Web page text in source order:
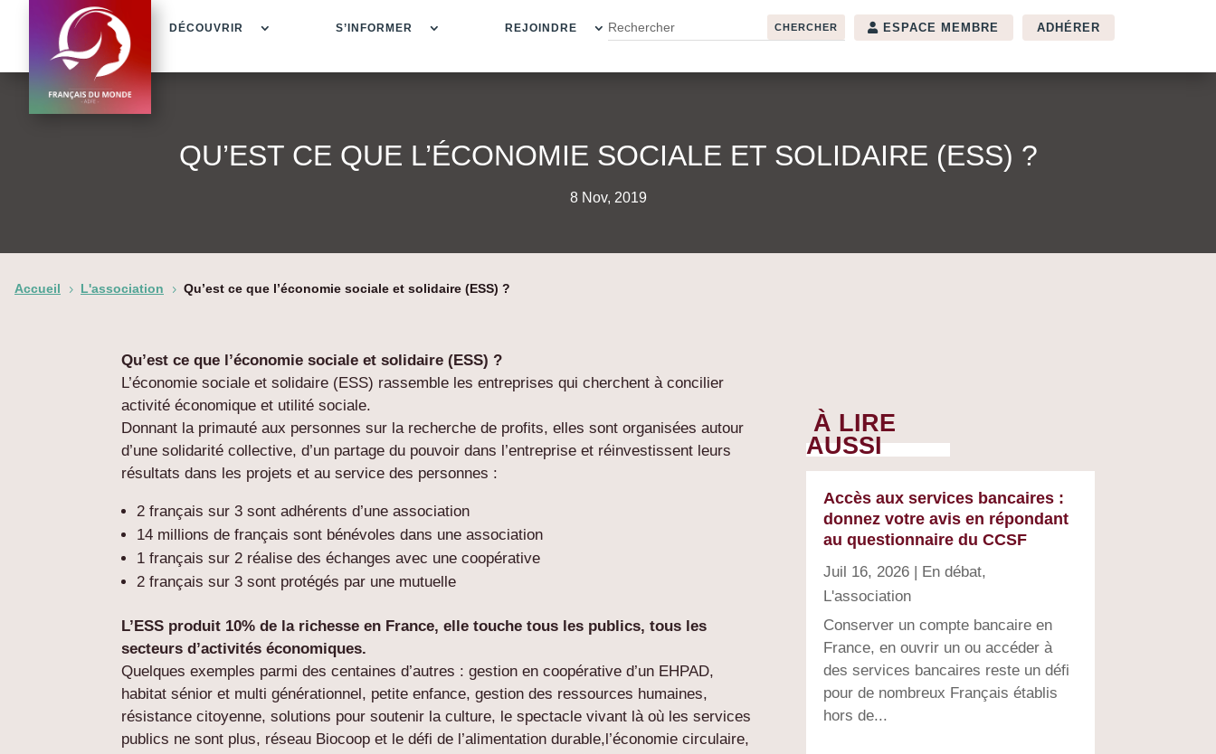
DÉCOUVRIR S’INFORMER REJOINDRE ESPACE MEMBRE ADHÉRER
QU’EST CE QUE L’ÉCONOMIE SOCIALE ET SOLIDAIRE (ESS) ?
8 Nov, 2019
Accueil 5 L'association 5 Qu’est ce que l’économie sociale et solidaire (ESS) ?
Qu’est ce que l’économie sociale et solidaire (ESS) ?
L’économie sociale et solidaire (ESS) rassemble les entreprises qui cherchent à concilier
activité économique et utilité sociale.
Donnant la primauté aux personnes sur la recherche de profits, elles sont organisées autour
d’une solidarité collective, d’un partage du pouvoir dans l’entreprise et réinvestissent leurs
résultats dans les projets et au service des personnes :
2 français sur 3 sont adhérents d’une association
14 millions de français sont bénévoles dans une association
1 français sur 2 réalise des échanges avec une coopérative
2 français sur 3 sont protégés par une mutuelle
L’ESS produit 10% de la richesse en France, elle touche tous les publics, tous les
secteurs d’activités économiques.
Quelques exemples parmi des centaines d’autres : gestion en coopérative d’un EHPAD,
habitat sénior et multi générationnel, petite enfance, gestion des ressources humaines,
résistance citoyenne, solutions pour soutenir la culture, le spectacle vivant là où les services
publics ne sont plus, réseau Biocoop et le défi de l’alimentation durable,l’économie circulaire,
À LIRE
AUSSI
Accès aux services bancaires :
donnez votre avis en répondant
au questionnaire du CCSF
Juil 16, 2026| En débat,
L'association
Conserver un compte bancaire en
France, en ouvrir un ou accéder à
des services bancaires reste un défi
pour de nombreux Français établis
hors de...